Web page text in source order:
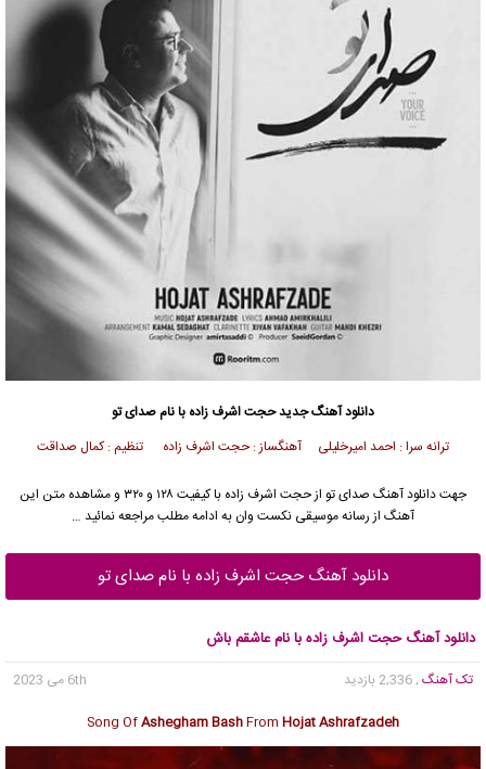
دانلود آهنگجدید حجت اشرف زاده با نام صدای تو
ترانه سرا : احمد امیرخلیلی آهنگساز : حجت اشرف زاده تنظیم : کمال صداقت
جهت دانلود آهنگ صدای تو از حجت اشرف زاده با کیفیت ۱۲۸ و ۳۲۰ و مشاهده متن این
آهنگ از رسانه موسیقی نکست وان به ادامه مطلب مراجعه نمائید …
دانلود آهنگ حجت اشرف زاده با نام صدای تو
دانلود آهنگ حجت اشرف زاده با نام عاشقم باش
تک آهنگ , 2,336 بازدید
6th می 2023
Song OfAshegham BashFrom Hojat Ashrafzadeh